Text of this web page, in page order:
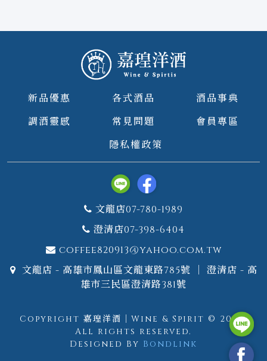
新品優惠 各式酒品
酒品事典
調酒靈感
常見問題
會員專區
隱私權政策
文龍店07-780-1989
澄清店07-398-6404
coffee820913@yahoo.com.tw
文龍店 - 高雄市鳳山區文龍東路785號 ｜ 澄清店 - 高
雄市三民區澄清路381號
Copyright 嘉瑝洋酒｜Wine & Spirit © 2026.
All rights reserved.
Designed By Bondlink